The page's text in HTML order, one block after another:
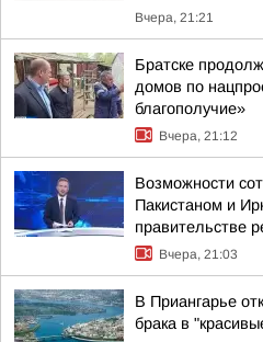
Вчера, 21:21
Братске
домов по
благополучие»
Вчера, 21:12
Возможности
Пакистаном и
правительстве
Вчера, 21:03
В Приангарье
брака в